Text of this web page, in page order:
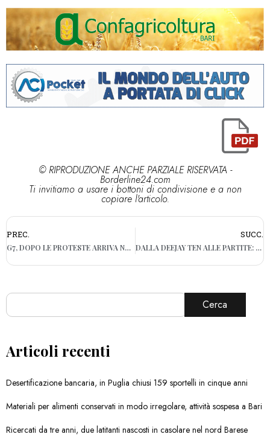
© RIPRODUZIONE ANCHE PARZIALE RISERVATA -
Borderline24.com
Ti invitiamo a usare i bottoni di condivisione e a non
copiare l'articolo.
PREC.
G7, DOPO LE PROTESTE ARRIVA NUOVA NAVE PER FORZE DELL’ORDINE
SUCC.
DALLA DEEJAY TEN ALLE PARTITE: INCASSI PER LA POLIZIA LOCALE DI BARI
Cerca
Articoli recenti
Desertificazione bancaria, in Puglia chiusi 159 sportelli in cinque anni
Materiali per alimenti conservati in modo irregolare, attività sospesa a Bari
Ricercati da tre anni, due latitanti nascosti in casolare nel nord Barese